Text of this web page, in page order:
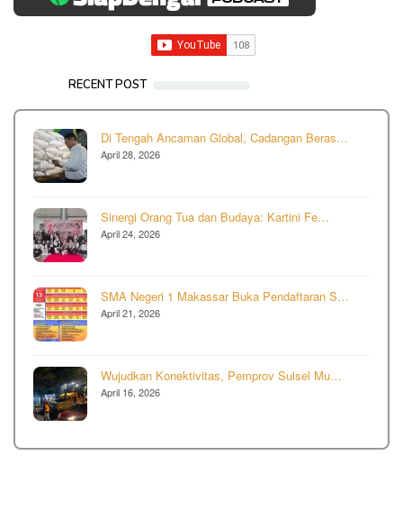
RECENT POST
Di Tengah Ancaman Global, Cadangan Beras…
April 28, 2026
Sinergi Orang Tua dan Budaya: Kartini Fe…
April 24, 2026
SMA Negeri 1 Makassar Buka Pendaftaran S…
April 21, 2026
Wujudkan Konektivitas, Pemprov Sulsel Mu…
April 16, 2026